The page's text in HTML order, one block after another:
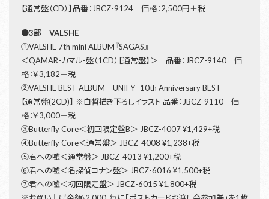
【通常盤（CD）】品番：JBCZ-9124 価格：2,500円＋税
●3部 VALSHE
①VALSHE 7th mini ALBUM『SAGAS』
＜QAMAR-カマル-盤（1CD）【通常盤】＞ 品番：JBCZ-9140 価
格：￥3,182＋税
②VALSHE BEST ALBUM UNIFY -10th Anniversary BEST-
【通常盤(2CD)】 ※白皙描き下ろしイラスト 品番：JBCZ-9110 価
格：￥3,000＋税
③Butterfly Core＜初回限定盤B＞ JBCZ-4007 ¥1,429+税
④Butterfly Core＜通常盤＞ JBCZ-4008 ¥1,238+税
⑤君への嘘＜通常盤＞ JBCZ-4013 ¥1,200+税
⑥君への嘘＜名探偵コナン盤＞ JBCZ-6016 ¥1,500+税
⑦君への嘘＜初回限定盤＞ JBCZ-6015 ¥1,800+税